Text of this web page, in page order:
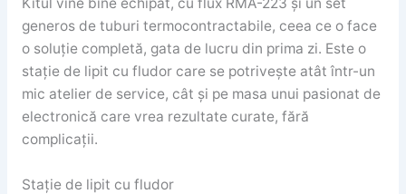
generos de tuburi termocontractabile, ceea ce o face
o soluție completă, gata de lucru din prima zi. Este o
stație de lipit cu fludor care se potrivește atât într-un
mic atelier de service, cât și pe masa unui pasionat de
electronică care vrea rezultate curate, fără
complicații.
Stație de lipit cu fludor